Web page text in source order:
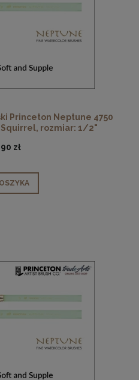
Princeton Neptune 4750
rozmiar: 1/2"
zł